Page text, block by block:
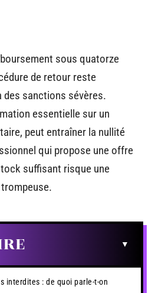
sous quatorze
de retour reste
des sanctions sévères.
essentielle sur un
peut entraîner la nullité
qui propose une offre
suffisant risque une
interdites : de quoi parle-t-on